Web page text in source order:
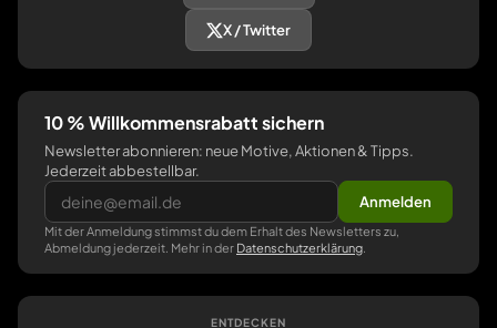
X / Twitter
10 % Willkommensrabatt sichern
Newsletter abonnieren: neue Motive, Aktionen & Tipps.
Jederzeit abbestellbar.
Anmelden
Mit der Anmeldung stimmst du dem Erhalt des Newsletters zu,
Abmeldung jederzeit. Mehr in der Datenschutzerklärung
ENTDECKEN